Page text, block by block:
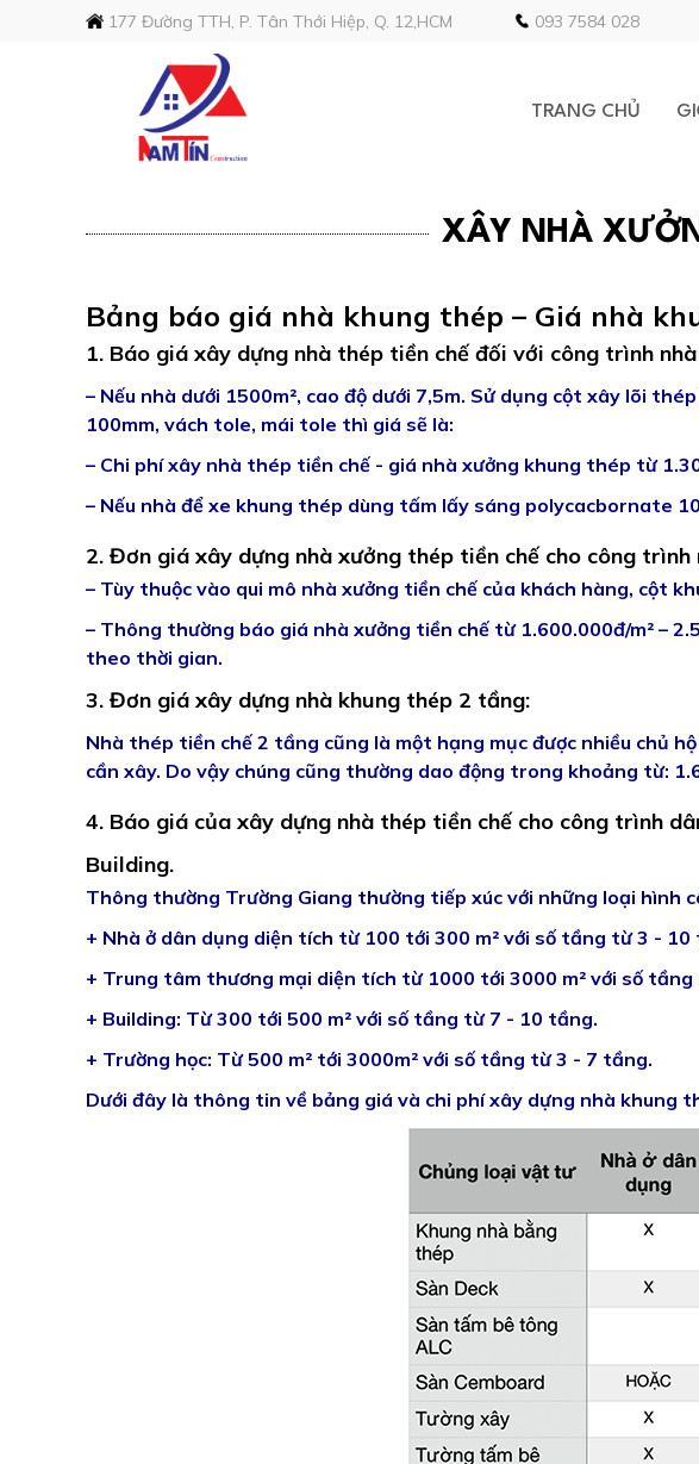
177 Đường TTH, P. Tân Thới Hiệp, Q. 12,HCM 093 7584 028
TRANG CHỦ
XÂY NHÀ
Bảng báo giá nhà khung thép – Giá nhà
1. Báo giá xây dựng nhà thép tiền chế đối với công trình
– Nếu nhà dưới 1500m², cao độ dưới 7,5m. Sử dụng cột xây lõi
100mm, vách tole, mái tole thì giá sẽ là:
– Chi phí xây nhà thép tiền chế - giá nhà xưởng khung thép từ
– Nếu nhà để xe khung thép dùng tấm lấy sáng polycacbornate
2. Đơn giá xây dựng nhà xưởng thép tiền chế cho công trình
– Tùy thuộc vào qui mô nhà xưởng tiền chế của khách hàng, cột
– Thông thường báo giá nhà xưởng tiền chế từ 1.600.000đ/m² –
theo thời gian.
3. Đơn giá xây dựng nhà khung thép 2 tầng:
Nhà thép tiền chế 2 tầng cũng là một hạng mục được nhiều chủ
cần xây. Do vậy chúng cũng thường dao động trong khoảng từ:
4. Báo giá của xây dựng nhà thép tiền chế cho công trình
Building.
Thông thường Trường Giang thường tiếp xúc với những loại hình
+ Nhà ở dân dụng diện tích từ 100 tới 300 m² với số tầng từ 3 - 10
+ Trung tâm thương mại diện tích từ 1000 tới 3000 m² với số
+ Building: Từ 300 tới 500 m² với số tầng từ 7 - 10 tầng.
+ Trường học: Từ 500 m² tới 3000m² với số tầng từ 3 - 7 tầng.
Dưới đây là thông tin về bảng giá và chi phí xây dựng nhà khung